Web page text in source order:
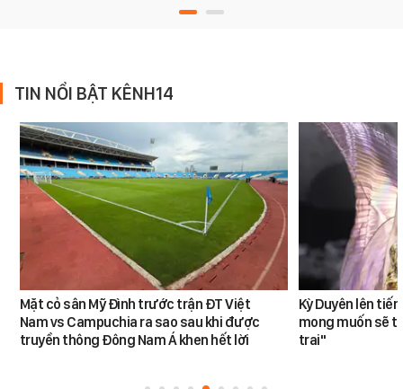
TIN NỔI BẬT KÊNH14
Mặt cỏ sân Mỹ Đình trước trận ĐT Việt
Nam vs Campuchia ra sao sau khi được
truyền thông Đông Nam Á khen hết lời
Kỳ Duyên lên
mong muốn sẽ
trai"